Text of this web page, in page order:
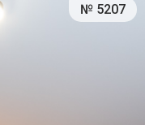
№ 5207